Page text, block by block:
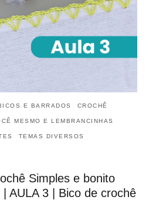
E BARRADOS CROCHÊ
MESMO E LEMBRANCINHAS
TEMAS DIVERSOS
Simples e bonito
AULA 3 | Bico de crochê